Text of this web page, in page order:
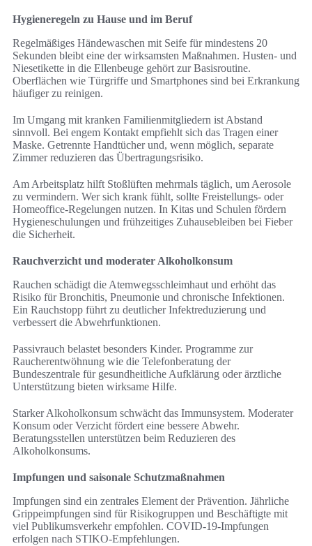
Hygieneregeln zu Hause und im Beruf
Regelmäßiges Händewaschen mit Seife für mindestens 20
Sekunden bleibt eine der wirksamsten Maßnahmen. Husten- und
Niesetikette in die Ellenbeuge gehört zur Basisroutine.
Oberflächen wie Türgriffe und Smartphones sind bei Erkrankung
häufiger zu reinigen.
Im Umgang mit kranken Familienmitgliedern ist Abstand
sinnvoll. Bei engem Kontakt empfiehlt sich das Tragen einer
Maske. Getrennte Handtücher und, wenn möglich, separate
Zimmer reduzieren das Übertragungsrisiko.
Am Arbeitsplatz hilft Stoßlüften mehrmals täglich, um Aerosole
zu vermindern. Wer sich krank fühlt, sollte Freistellungs- oder
Homeoffice-Regelungen nutzen. In Kitas und Schulen fördern
Hygieneschulungen und frühzeitiges Zuhausebleiben bei Fieber
die Sicherheit.
Rauchverzicht und moderater Alkoholkonsum
Rauchen schädigt die Atemwegsschleimhaut und erhöht das
Risiko für Bronchitis, Pneumonie und chronische Infektionen.
Ein Rauchstopp führt zu deutlicher Infektreduzierung und
verbessert die Abwehrfunktionen.
Passivrauch belastet besonders Kinder. Programme zur
Raucherentwöhnung wie die Telefonberatung der
Bundeszentrale für gesundheitliche Aufklärung oder ärztliche
Unterstützung bieten wirksame Hilfe.
Starker Alkoholkonsum schwächt das Immunsystem. Moderater
Konsum oder Verzicht fördert eine bessere Abwehr.
Beratungsstellen unterstützen beim Reduzieren des
Alkoholkonsums.
Impfungen und saisonale Schutzmaßnahmen
Impfungen sind ein zentrales Element der Prävention. Jährliche
Grippeimpfungen sind für Risikogruppen und Beschäftigte mit
viel Publikumsverkehr empfohlen. COVID-19-Impfungen
erfolgen nach STIKO-Empfehlungen.